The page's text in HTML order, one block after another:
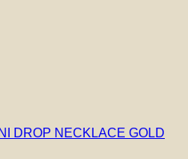
DROP NECKLACE GOLD